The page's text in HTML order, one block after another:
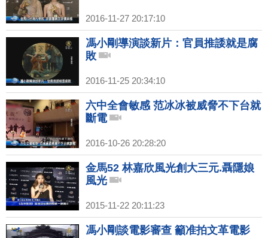
2016-11-27 20:17:10
馮小剛導演談新片：官員推諉就是腐
敗
2016-11-25 20:34:10
六中全會敏感 范冰冰被威脅不下台就
斷電
2016-10-26 20:28:20
金馬52 林嘉欣風光創大三元.聶隱娘
風光
2015-11-22 20:11:23
馮小剛談電影審查 籲准拍文革電影